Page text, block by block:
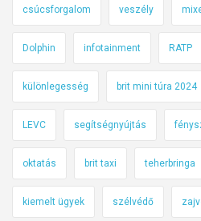
csúcsforgalom veszély
Dolphin infotainment RATP
különlegesség brit mini túra 2024
LEVC segítségnyújtás
oktatás brit taxi teherbringa
kiemelt ügyek szélvédő